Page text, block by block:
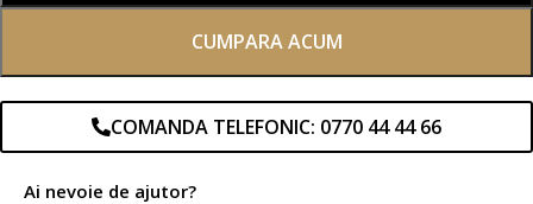
CUMPARA ACUM
COMANDA TELEFONIC: 0770 44 44 66
Ai nevoie de ajutor?